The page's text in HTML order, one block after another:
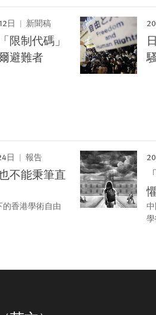
日 新聞稿
限制代碼」
避難者
日 報告
不能秉筆直
香港學術自由